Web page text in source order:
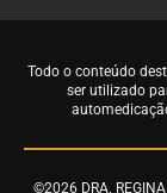
Todo o conteúdo
ser utilizado
©2026 DRA.